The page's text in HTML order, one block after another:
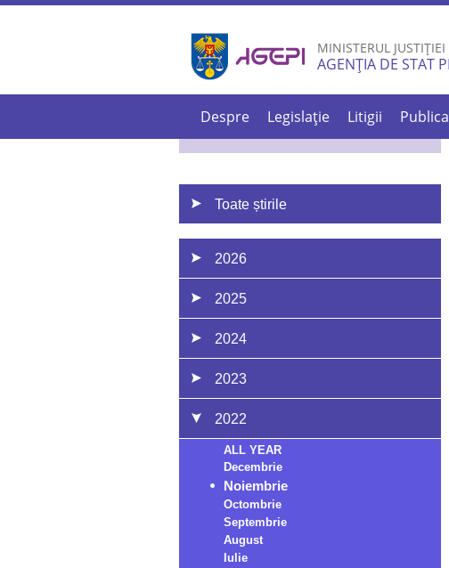
MINISTERUL
AGENȚIA DE STAT
Despre Legislație Litigii
Toate știrile
2026
2025
2024
2023
2022
ALL YEAR
Decembrie
Noiembrie
Octombrie
Septembrie
August
Iulie